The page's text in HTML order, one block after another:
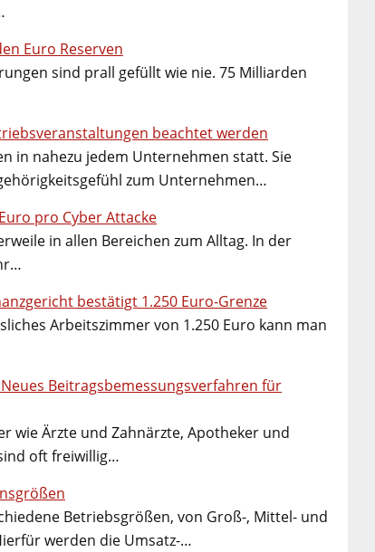
Euro Reserven
sind prall gefüllt wie nie. 75 Milliarden
beachtet werden
in nahezu jedem Unternehmen statt. Sie
zum Unternehmen…
pro Cyber Attacke
in allen Bereichen zum Alltag. In der
bestätigt 1.250 Euro-Grenze
Arbeitszimmer von 1.250 Euro kann man
Beitragsbemessungsverfahren für
wie Ärzte und Zahnärzte, Apotheker und
oft freiwillig…
Betriebsgrößen, von Groß-, Mittel- und
werden die Umsatz-…